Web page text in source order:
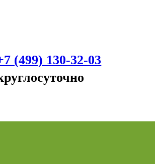
(499) 130-32-03